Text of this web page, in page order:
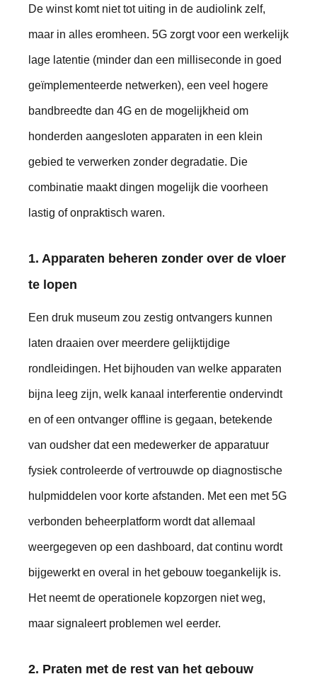
De winst komt niet tot uiting in de audiolink zelf,
maar in alles eromheen. 5G zorgt voor een werkelijk
lage latentie (minder dan een milliseconde in goed
geïmplementeerde netwerken), een veel hogere
bandbreedte dan 4G en de mogelijkheid om
honderden aangesloten apparaten in een klein
gebied te verwerken zonder degradatie. Die
combinatie maakt dingen mogelijk die voorheen
lastig of onpraktisch waren.
1. Apparaten beheren zonder over de vloer
te lopen
Een druk museum zou zestig ontvangers kunnen
laten draaien over meerdere gelijktijdige
rondleidingen. Het bijhouden van welke apparaten
bijna leeg zijn, welk kanaal interferentie ondervindt
en of een ontvanger offline is gegaan, betekende
van oudsher dat een medewerker de apparatuur
fysiek controleerde of vertrouwde op diagnostische
hulpmiddelen voor korte afstanden. Met een met 5G
verbonden beheerplatform wordt dat allemaal
weergegeven op een dashboard, dat continu wordt
bijgewerkt en overal in het gebouw toegankelijk is.
Het neemt de operationele kopzorgen niet weg,
maar signaleert problemen wel eerder.
2. Praten met de rest van het gebouw